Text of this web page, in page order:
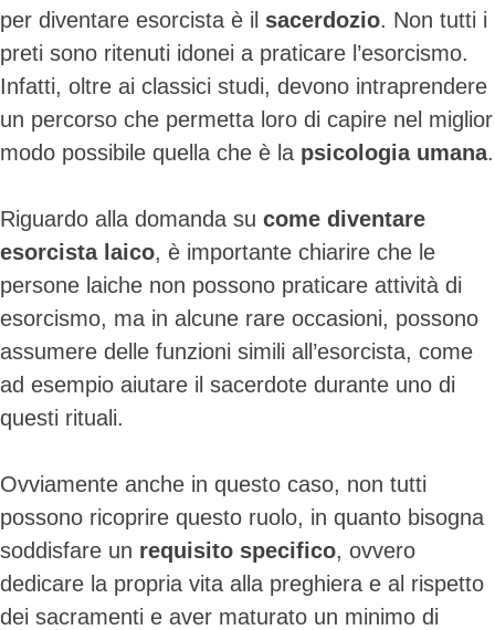
per diventare esorcista è il sacerdozio. Non tutti i
preti sono ritenuti idonei a praticare l’esorcismo.
Infatti, oltre ai classici studi, devono intraprendere
un percorso che permetta loro di capire nel miglior
modo possibile quella che è la psicologia umana.
Riguardo alla domanda su come diventare
esorcista laico, è importante chiarire che le
persone laiche non possono praticare attività di
esorcismo, ma in alcune rare occasioni, possono
assumere delle funzioni simili all’esorcista, come
ad esempio aiutare il sacerdote durante uno di
questi rituali.
Ovviamente anche in questo caso, non tutti
possono ricoprire questo ruolo, in quanto bisogna
soddisfare un requisito specifico, ovvero
dedicare la propria vita alla preghiera e al rispetto
dei sacramenti e aver maturato un minimo di